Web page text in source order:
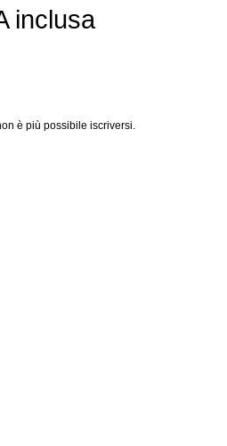
inclusa
è più possibile iscriversi.